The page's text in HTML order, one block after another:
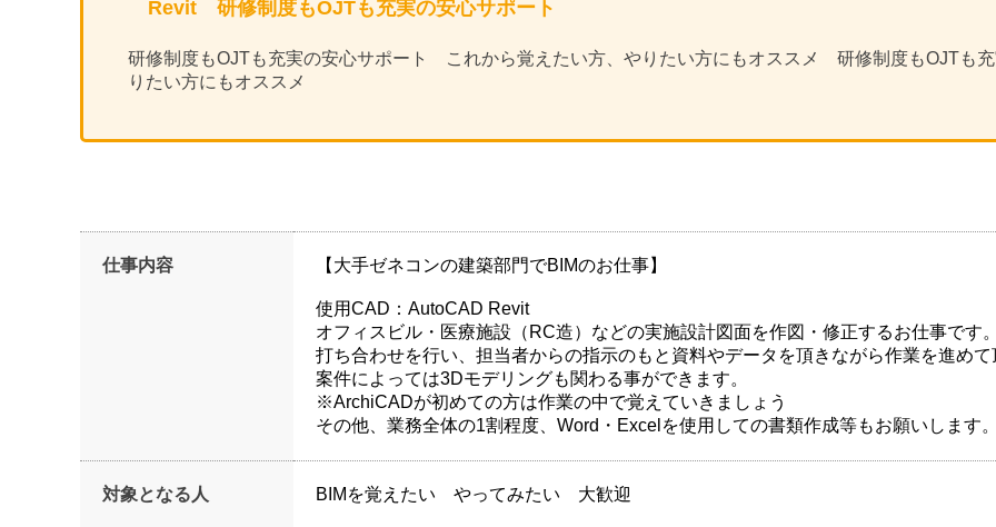
Revit 研修制度もOJTも充実の安心サポート
研修制度もOJTも充実の安心サポート これから覚えたい方、やりたい方にもオススメ 研修制度もOJTも
りたい方にもオススメ
仕事内容 【大手ゼネコンの建築部門でBIMのお仕事】
使用CAD：AutoCAD Revit
オフィスビル・医療施設（RC造）などの実施設計図面を作図・修正するお仕事です
打ち合わせを行い、担当者からの指示のもと資料やデータを頂きながら作業を進め
案件によっては3Dモデリングも関わる事ができます。
※ArchiCADが初めての方は作業の中で覚えていきましょう
その他、業務全体の1割程度、Word・Excelを使用しての書類作成等もお願いします
対象となる人 BIMを覚えたい やってみたい 大歓迎